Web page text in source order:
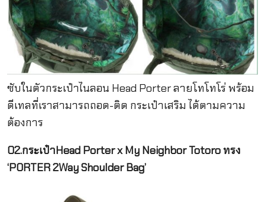
ซับในตัวกระเป๋าไนลอน Head Porter ลายโทโทโร่ พร้อม
ดีเทลที่เราสามารถถอด-ติด กระเป๋าเสริม ได้ตามความ
ต้องการ
02.กระเป๋าHead Porter x My Neighbor Totoro ทรง
‘PORTER 2Way Shoulder Bag’